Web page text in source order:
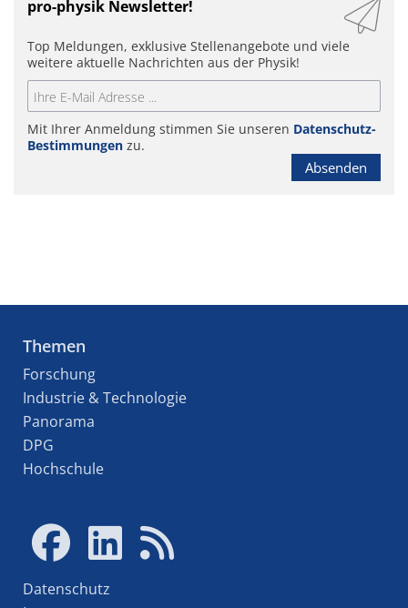
pro-physik Newsletter!
Top Meldungen, exklusive Stellenangebote und viele
weitere aktuelle Nachrichten aus der Physik!
Mit Ihrer Anmeldung stimmen Sie unseren Datenschutz-
Bestimmungen zu.
Absenden
Themen
Forschung
Industrie & Technologie
Panorama
DPG
Hochschule
Datenschutz